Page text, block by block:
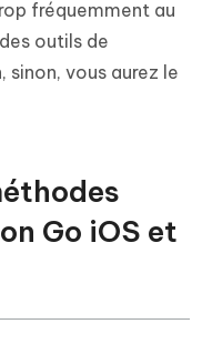
fréquemment au
outils de
vous aurez le
Go iOS et